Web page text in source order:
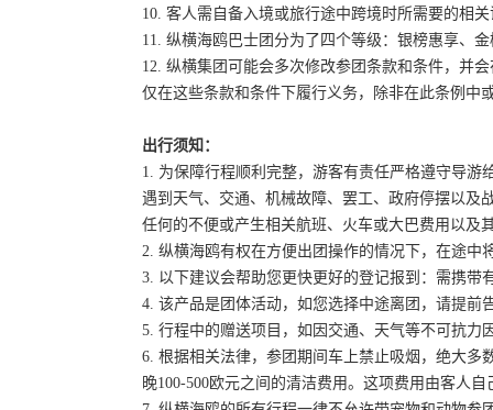
10. 客人需自备入境或旅行途中跨境时所需要的相
11. 纵横海鸥巴士团分为了四个等级：银榜惠享、
12. 纵横集团可能会多次修改参团条款和条件，并
仅在这些条款和条件下履行义务，除非在此条例中
出行须知：
1. 为保障行程顺利完整，游客有责任严格遵守导
遇到天气、交通、机械故障、罢工、政府停摆以及
任何的不便或产生相关航班、火车或大巴费用以及
2. 纵横海鸥有权在方便出团操作的情况下，在途
3. 以下建议会帮助您更快更好的登记报到：需携
4. 该产品是团体活动，如您选择中途离团，请提
5. 行程中的赠送项目，如因交通、天气等不可抗
6. 根据相关法律，参团期间车上禁止吸烟，绝大
晚100-500欧元之间的清洁费用。这项费用由客人